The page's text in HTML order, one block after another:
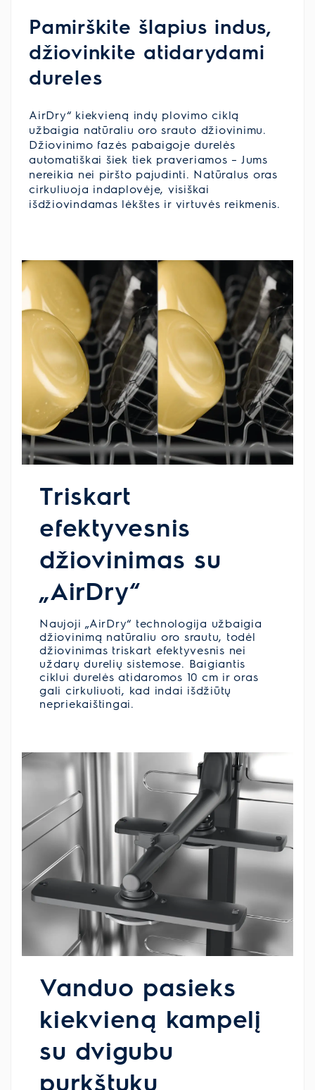
Pamirškite šlapius indus,
džiovinkite atidarydami
dureles
AirDry“ kiekvieną indų plovimo ciklą
užbaigia natūraliu oro srauto džiovinimu.
Džiovinimo fazės pabaigoje durelės
automatiškai šiek tiek praveriamos – Jums
nereikia nei piršto pajudinti. Natūralus oras
cirkuliuoja indaplovėje, visiškai
išdžiovindamas lėkštes ir virtuvės reikmenis.
Triskart
efektyvesnis
džiovinimas su
„AirDry“
Naujoji „AirDry“ technologija užbaigia
džiovinimą natūraliu oro srautu, todėl
džiovinimas triskart efektyvesnis nei
uždarų durelių sistemose. Baigiantis
ciklui durelės atidaromos 10 cm ir oras
gali cirkuliuoti, kad indai išdžiūtų
nepriekaištingai.
Vanduo pasieks
kiekvieną kampelį
su dvigubu
purkštuku